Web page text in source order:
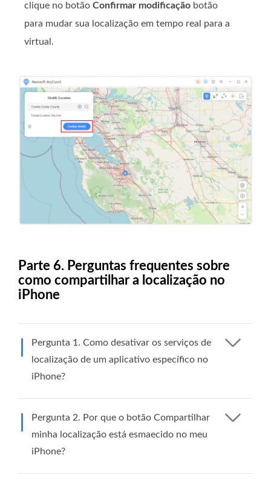
clique no botão Confirmar modificação botão
para mudar sua localização em tempo real para a
virtual.
Parte 6. Perguntas frequentes sobre
como compartilhar a localização no
iPhone
Pergunta 1. Como desativar os serviços de
localização de um aplicativo específico no
iPhone?
Pergunta 2. Por que o botão Compartilhar
minha localização está esmaecido no meu
iPhone?